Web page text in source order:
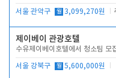
서울 관악구 월 3,099,270원
제이베이 관광호텔
수유제이베이호텔에서 청소팀 모
서울 강북구 월 5,600,000원